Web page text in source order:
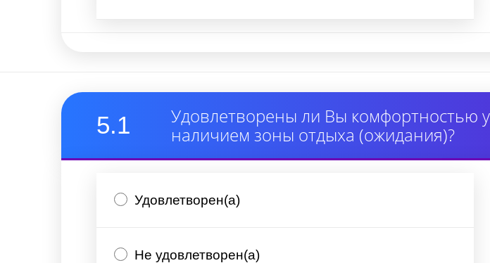
5.1
Удовлетворены ли Вы комфортностью
наличием зоны отдыха (ожидания)?
Удовлетворен(а)
Не удовлетворен(а)